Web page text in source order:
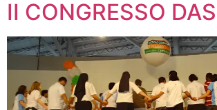
II CONGRESSO DAS